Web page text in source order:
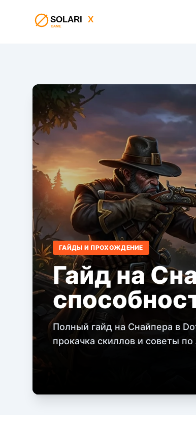
ГАЙДЫ И ПРОХОЖДЕНИЕ
Гайд на
Полный гайд на Снайпера в
прокачка скиллов и советы